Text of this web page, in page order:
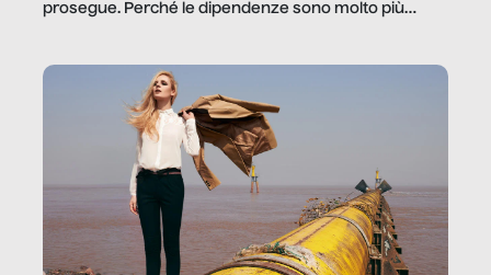
prosegue. Perché le dipendenze sono molto più
trae un guadagno. In questo reportage vediamo
quale e come.